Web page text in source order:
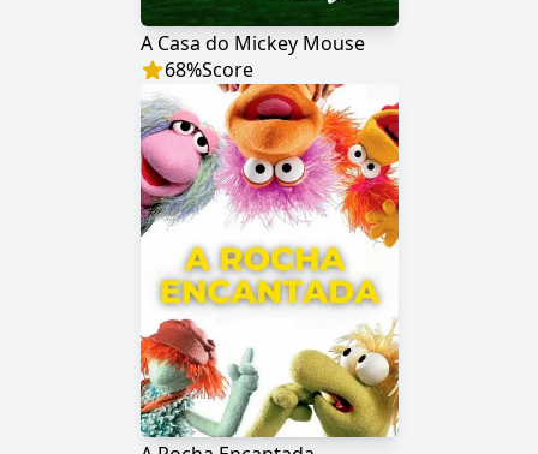
A Casa do Mickey Mouse
68%Score